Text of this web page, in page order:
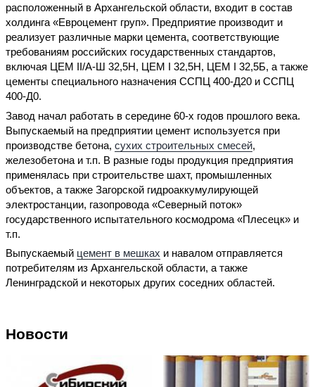
расположенный в Архангельской области, входит в состав
холдинга «Евроцемент груп». Предприятие производит и
реализует различные марки цемента, соответствующие
требованиям российских государственных стандартов,
включая ЦЕМ II/А-Ш 32,5Н, ЦЕМ I 32,5Н, ЦЕМ I 32,5Б, а также
цементы специального назначения ССПЦ 400-Д20 и ССПЦ
400-Д0.
Завод начал работать в середине 60-х годов прошлого века.
Выпускаемый на предприятии цемент используется при
производстве бетона, сухих строительных смесей,
железобетона и т.п. В разные годы продукция предприятия
применялась при строительстве шахт, промышленных
объектов, а также Загорской гидроаккумулирующей
электростанции, газопровода «Северный поток»
государственного испытательного космодрома «Плесецк» и
т.п.
Выпускаемый цемент в мешках и навалом отправляется
потребителям из Архангельской области, а также
Ленинградской и некоторых других соседних областей.
Новости